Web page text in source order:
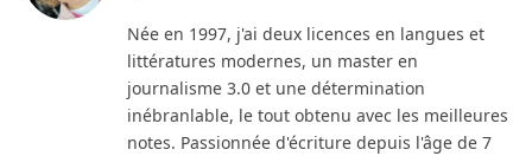
Née en 1997, j'ai deux licences en langues et
littératures modernes, un master en
journalisme 3.0 et une détermination
inébranlable, le tout obtenu avec les meilleures
notes. Passionnée d'écriture depuis l'âge de 7